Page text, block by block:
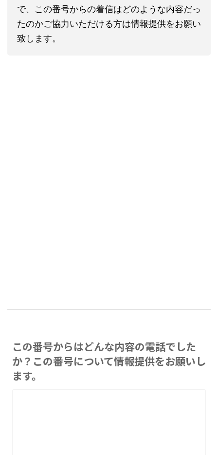
で、この番号からの着信はどのような内容だっ
たのかご協力いただける方は情報提供をお願い
致します。
この番号からはどんな内容の電話でした
か？この番号について情報提供をお願いし
ます。